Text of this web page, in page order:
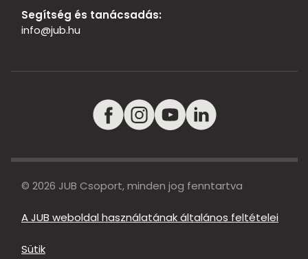
Segítség és tanácsadás:
info@jub.hu
© 2026 JUB Csoport, minden jog fenntartva
A JUB weboldal használatának általános feltételei
Sütik